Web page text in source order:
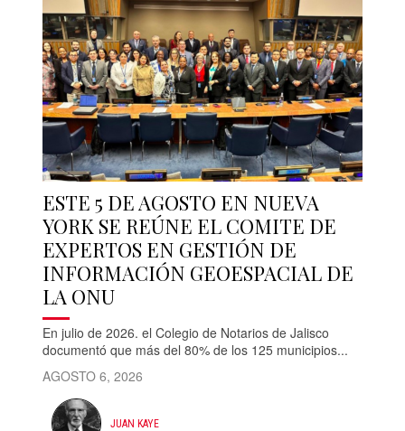
ESTE 5 DE AGOSTO EN NUEVA
YORK SE REÚNE EL COMITE DE
EXPERTOS EN GESTIÓN DE
INFORMACIÓN GEOESPACIAL DE
LA ONU
En julio de 2026. el Colegio de Notarios de Jalisco
documentó que más del 80% de los 125 municipios...
AGOSTO 6, 2026
JUAN KAYE